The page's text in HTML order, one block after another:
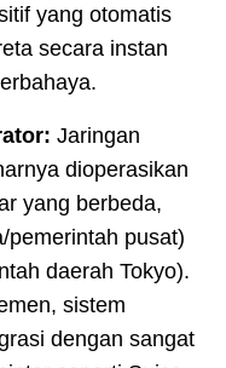
yang otomatis
secara instan
Jaringan
dioperasikan
yang berbeda,
pemerintah pusat)
daerah Tokyo).
sistem
dengan sangat